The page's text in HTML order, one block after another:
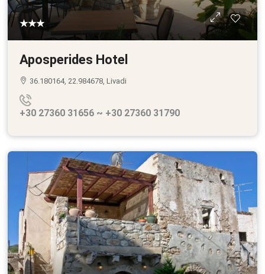
★★★
Aposperides Hotel
36.180164, 22.984678, Livadi
+30 27360 31656 ~ +30 27360 31790